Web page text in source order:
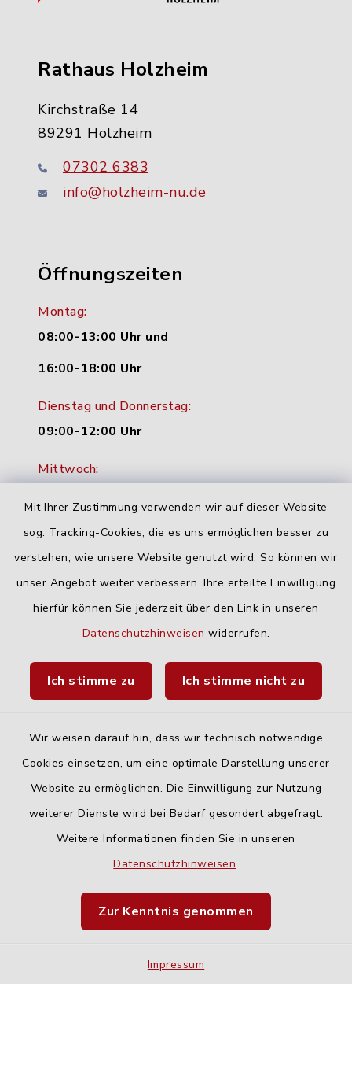
Mit Ihrer Zustimmung verwenden wir auf dieser Website
sog. Tracking-Cookies, die es uns ermöglichen besser zu
verstehen, wie unsere Website genutzt wird. So können wir
unser Angebot weiter verbessern. Ihre erteilte Einwilligung
hierfür können Sie jederzeit über den Link in unseren
Datenschutzhinweisen widerrufen.
Ich stimme zu Ich stimme nicht zu
Wir weisen darauf hin, dass wir technisch notwendige
Cookies einsetzen, um eine optimale Darstellung unserer
Website zu ermöglichen. Die Einwilligung zur Nutzung
weiterer Dienste wird bei Bedarf gesondert abgefragt.
Weitere Informationen finden Sie in unseren
Datenschutzhinweisen.
Zur Kenntnis genommen
Impressum
Rathaus Holzheim
Kirchstraße 14
89291 Holzheim
07302 6383
info@holzheim-nu.de
Öffnungszeiten
Montag:
08:00-13:00 Uhr und
16:00-18:00 Uhr
Dienstag und Donnerstag:
09:00-12:00 Uhr
Mittwoch:
Freitag:
geschlossen
Quicklinks
Fahrplanauskunft DING
Barrierefreiheit
Impressum
Sitemap